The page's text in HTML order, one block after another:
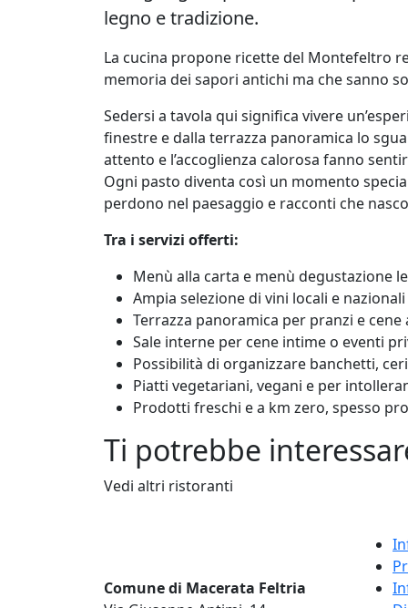
legno e tradizione.
La cucina propone ricette del Montefeltro
memoria dei sapori antichi ma che sanno
Sedersi a tavola qui significa vivere
finestre e dalla terrazza panoramica lo
attento e l’accoglienza calorosa fanno
Ogni pasto diventa così un momento
perdono nel paesaggio e racconti che
Tra i servizi offerti:
Menù alla carta e menù degustazione
Ampia selezione di vini locali e nazionali
Terrazza panoramica per pranzi e cene
Sale interne per cene intime o eventi
Possibilità di organizzare banchetti,
Piatti vegetariani, vegani e per
Prodotti freschi e a km zero, spesso
Ti potrebbe
Vedi altri ristoranti
Comune di Macerata Feltria